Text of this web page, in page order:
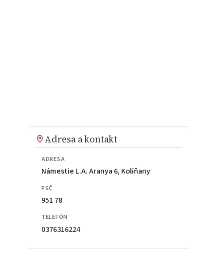
Adresa a kontakt
ADRESA
Námestie L.A. Aranya 6, Kolíňany
PSČ
951 78
TELEFÓN
0376316224